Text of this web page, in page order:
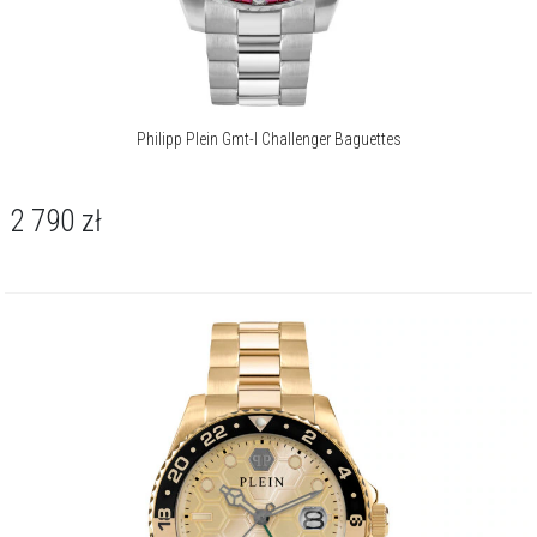
Philipp Plein Gmt-I Challenger Baguettes
2 790 zł